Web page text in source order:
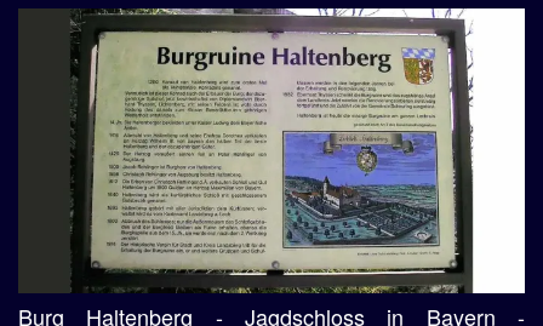
Burg Haltenberg - Jagdschloss in Bayern -